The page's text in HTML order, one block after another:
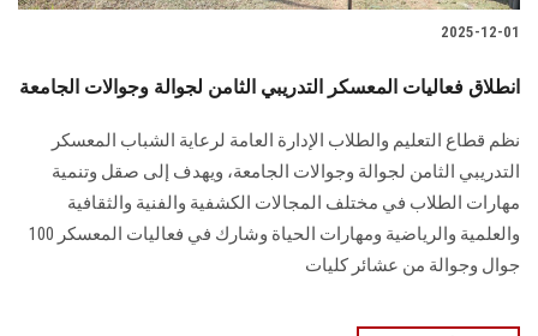
2025-12-01
انطلاق فعاليات المعسكر التدريبي الثامن لجوالة وجوالات الجامعة
نظم قطاع التعليم والطلاب الإدارة العامة لرعاية الشباب المعسكر
التدريبي الثامن لجوالة وجوالات الجامعة، ويهدف إلى صقل وتنمية
مهارات الطلاب في مختلف المجالات الكشفية والفنية والثقافية
والعلمية والرياضية ومهارات الحياة وشارك في فعاليات المعسكر 100
جوال وجوالة من عشائر كليات